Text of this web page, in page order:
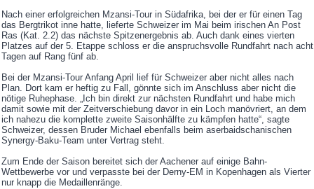
Nach einer erfolgreichen Mzansi-Tour in Südafrika, bei der er für einen Tag
das Bergtrikot inne hatte, lieferte Schweizer im Mai beim irischen An Post
Ras (Kat. 2.2) das nächste Spitzenergebnis ab. Auch dank eines vierten
Platzes auf der 5. Etappe schloss er die anspruchsvolle Rundfahrt nach acht
Tagen auf Rang fünf ab.
Bei der Mzansi-Tour Anfang April lief für Schweizer aber nicht alles nach
Plan. Dort kam er heftig zu Fall, gönnte sich im Anschluss aber nicht die
nötige Ruhephase. „Ich bin direkt zur nächsten Rundfahrt und habe mich
damit sowie mit der Zeitverschiebung davor in ein Loch manövriert, an dem
ich nahezu die komplette zweite Saisonhälfte zu kämpfen hatte“, sagte
Schweizer, dessen Bruder Michael ebenfalls beim aserbaidschanischen
Synergy-Baku-Team unter Vertrag steht.
Zum Ende der Saison bereitet sich der Aachener auf einige Bahn-
Wettbewerbe vor und verpasste bei der Derny-EM in Kopenhagen als Vierter
nur knapp die Medaillenränge.